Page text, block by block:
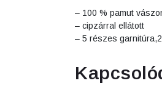
– 100 % pamut
– cipzárral ellátott
– 5 részes